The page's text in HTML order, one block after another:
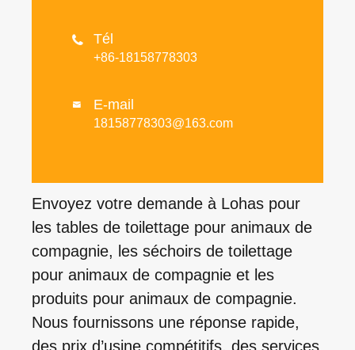
 Tél
+86-18158778303
 E-mail
18158778303@163.com
Envoyez votre demande à Lohas pour
les tables de toilettage pour animaux de
compagnie, les séchoirs de toilettage
pour animaux de compagnie et les
produits pour animaux de compagnie.
Nous fournissons une réponse rapide,
des prix d’usine compétitifs, des services